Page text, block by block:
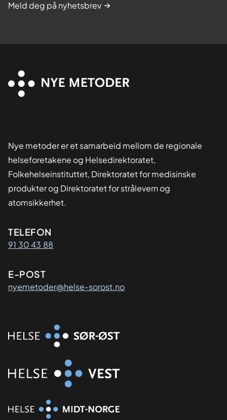
Meld deg på nyhetsbrev
Nye metoder er et samarbeid mellom de regionale
helseforetakene og Helsedirektoratet,
Folkehelseinstituttet, Direktoratet for medisinske
produkter og Direktoratet for strålevern og
atomsikkerhet.
Kontaktinformasjon
TELEFON
91 30 43 88
E-POST
nyemetoder@helse-sorost.no
Organisasjon